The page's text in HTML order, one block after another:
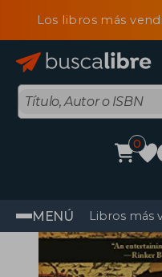
Los libros más
0
MENÚ Libros más